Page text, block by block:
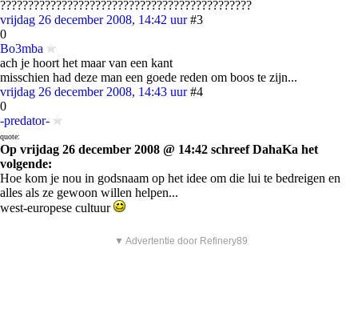
?????????????????????????????????????????????
vrijdag 26 december 2008, 14:42 uur #3
0
Bo3mba
ach je hoort het maar van een kant
misschien had deze man een goede reden om boos te zijn...
vrijdag 26 december 2008, 14:43 uur #4
0
-predator-
quote:
Op vrijdag 26 december 2008 @ 14:42 schreef DahaKa het
volgende:
Hoe kom je nou in godsnaam op het idee om die lui te bedreigen en
alles als ze gewoon willen helpen...
west-europese cultuur
▼ Advertentie door Refinery89